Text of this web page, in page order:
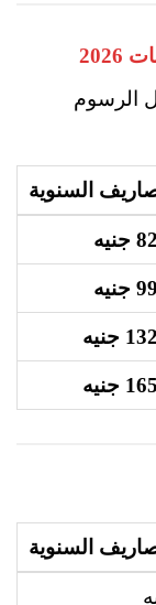
الرسوم
السنوية
جنيه
جنيه
السنوية